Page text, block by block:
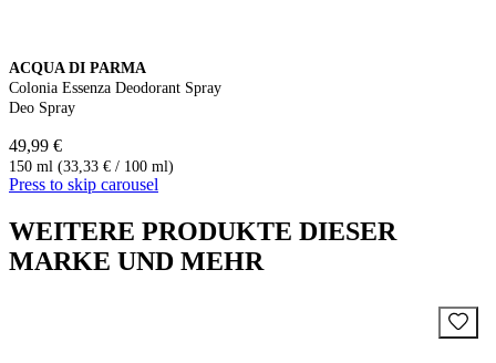
ACQUA DI PARMA
Colonia Essenza Deodorant Spray
Deo Spray
49,99 €
150 ml (33,33 € / 100 ml)
Press to skip carousel
WEITERE PRODUKTE DIESER
MARKE UND MEHR